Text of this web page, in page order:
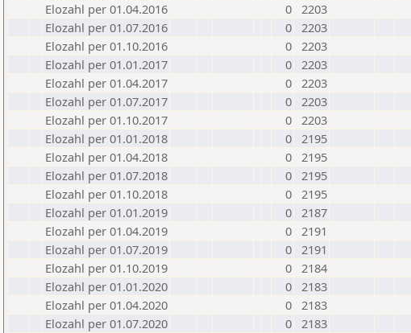
Elozahl per 01.04.2016
0 2203
Elozahl per 01.07.2016
0 2203
Elozahl per 01.10.2016
0 2203
Elozahl per 01.01.2017
0 2203
Elozahl per 01.04.2017
0 2203
Elozahl per 01.07.2017
0 2203
Elozahl per 01.10.2017
0 2203
Elozahl per 01.01.2018
0 2195
Elozahl per 01.04.2018
0 2195
Elozahl per 01.07.2018
0 2195
Elozahl per 01.10.2018
0 2195
Elozahl per 01.01.2019
0 2187
Elozahl per 01.04.2019
0 2191
Elozahl per 01.07.2019
0 2191
Elozahl per 01.10.2019
0 2184
Elozahl per 01.01.2020
0 2183
Elozahl per 01.04.2020
0 2183
Elozahl per 01.07.2020
0 2183